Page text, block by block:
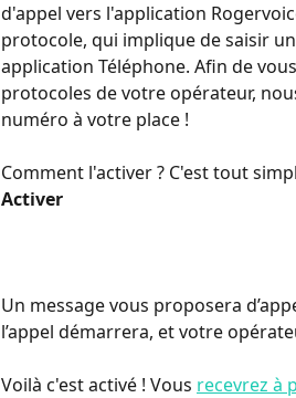
d'appel vers l'application
protocole, qui implique de saisir
application Téléphone. Afin de
protocoles de votre opérateur,
numéro à votre place !
Comment l'activer ? C'est tout
Activer
Un message vous proposera
l’appel démarrera, et votre
Voilà c'est activé ! Vous recevrez à